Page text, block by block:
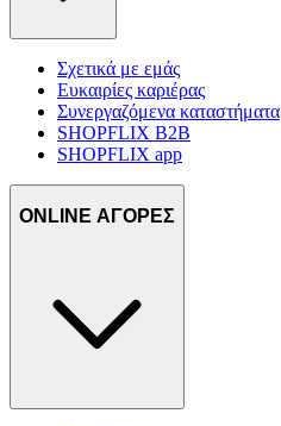
Σχετικά με εμάς
Ευκαιρίες καριέρας
Συνεργαζόμενα καταστήματα
SHOPFLIX B2B
SHOPFLIX app
ONLINE ΑΓΟΡΕΣ